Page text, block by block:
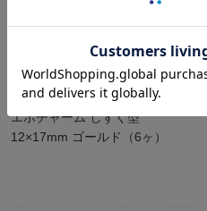
エポチャーム しずく型
12×17mm ゴールド（6ヶ）